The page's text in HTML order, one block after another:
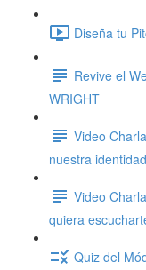
Diseña tu
Revive el
WRIGHT
Video
nuestra identidad
Video
quiera
Quiz del